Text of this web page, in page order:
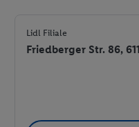
Lidl Filiale
Friedberger Str. 86,